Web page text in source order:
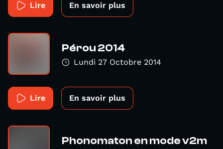
Lire En savoir plus
Pérou 2014
Lundi 27 Octobre 2014
Lire En savoir plus
Phonomaton en mode v2m